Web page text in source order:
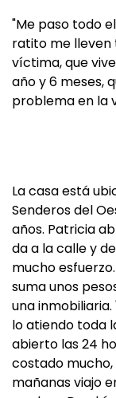
"Me paso todo
ratito me lleven
víctima, que vive
año y 6 meses,
problema en la
La casa está
Senderos del
años. Patricia
da a la calle y
mucho
suma unos
una
lo atiendo toda
abierto las 24
costado mucho,
mañanas viajo